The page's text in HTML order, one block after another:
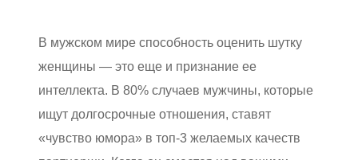
В мужском мире способность оценить шутку
женщины — это еще и признание ее
интеллекта. В 80% случаев мужчины, которые
ищут долгосрочные отношения, ставят
«чувство юмора» в топ-3 желаемых качеств